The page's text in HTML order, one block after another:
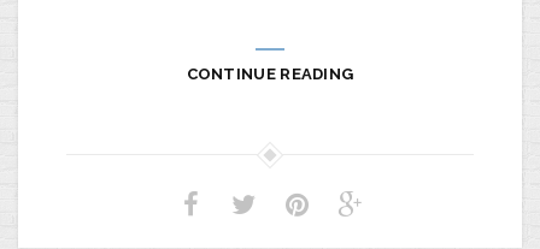
CONTINUE READING